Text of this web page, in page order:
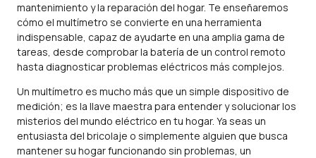
mantenimiento y la reparación del hogar. Te enseñaremos
cómo el multímetro se convierte en una herramienta
indispensable, capaz de ayudarte en una amplia gama de
tareas, desde comprobar la batería de un control remoto
hasta diagnosticar problemas eléctricos más complejos.
Un multímetro es mucho más que un simple dispositivo de
medición; es la llave maestra para entender y solucionar los
misterios del mundo eléctrico en tu hogar. Ya seas un
entusiasta del bricolaje o simplemente alguien que busca
mantener su hogar funcionando sin problemas, un